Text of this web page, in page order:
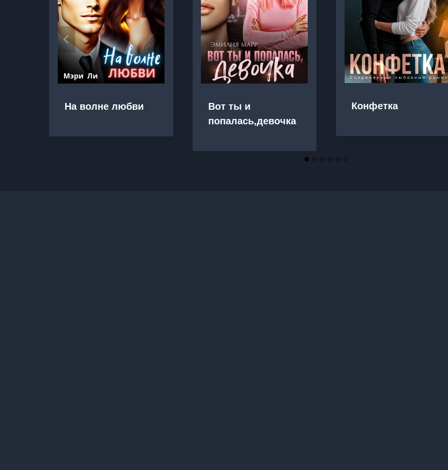
На волне любви
Вот ты и
попалась,девочка
Конфетка